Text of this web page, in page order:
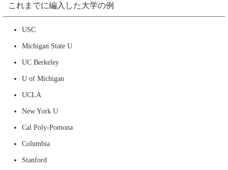
これまでに編入した大学の例
USC
Michigan State U
UC Berkeley
U of Michigan
UCLA
New York U
Cal Poly-Pomona
Columbia
Stanford